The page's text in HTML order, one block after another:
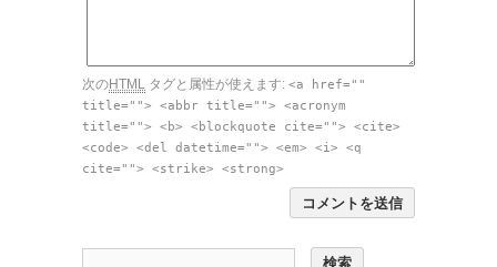
次のHTML タグと属性が使えます: <a href=""
title=""> <abbr title=""> <acronym
title=""> <b> <blockquote cite=""> <cite>
<code> <del datetime=""> <em> <i> <q
cite=""> <strike> <strong>